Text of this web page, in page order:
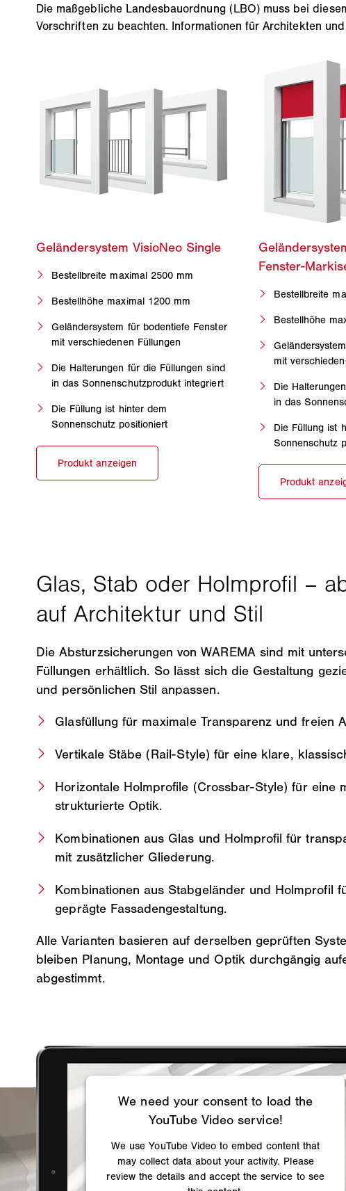
Die maßgebliche Landesbauordnung (LBO) muss bei
Vorschriften zu beachten. Informationen für Architekten
Bestellbreite maximal 2500 mm
Bestellhöhe maximal 1200 mm
Geländersystem für bodentiefe Fenster
mit verschiedenen Füllungen
Die Halterungen für die Füllungen sind
in das Sonnenschutzprodukt integriert
Die Füllung ist hinter dem
Sonnenschutz positioniert
Bestellbreite
Bestellhöhe
mit
Die
in das
Die Füllung ist
Sonnenschutz
Die Absturzsicherungen von WAREMA sind mit
Füllungen erhältlich. So lässt sich die Gestaltung
und persönlichen Stil anpassen.
Glasfüllung für maximale Transparenz und freien
Vertikale Stäbe (Rail-Style) für eine klare,
Horizontale Holmprofile (Crossbar-Style) für eine
strukturierte Optik.
Kombinationen aus Glas und Holmprofil für
mit zusätzlicher Gliederung.
Kombinationen aus Stabgeländer und Holmprofil
geprägte Fassadengestaltung.
Alle Varianten basieren auf derselben geprüften
bleiben Planung, Montage und Optik durchgängig
abgestimmt.